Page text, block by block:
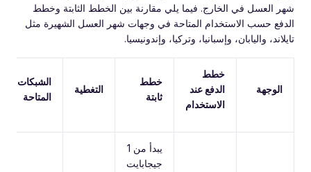
شهر العسل في الخارج. فيما يلي مقارنة بين الخطط الثابتة وخطط
الدفع حسب الاستخدام المتاحة في وجهات شهر العسل الشهيرة مثل
تايلاند، واليابان، وإسبانيا، وتركيا، وإندونيسيا.
الوجهة
خطط
الدفع عند
الاستخدام
خطط
ثابتة
التغطية
الشبكات
المتاحة
يبدأ من 1
جيجابايت